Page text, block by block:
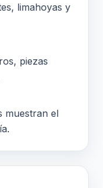
limahoyas y
piezas
muestran el